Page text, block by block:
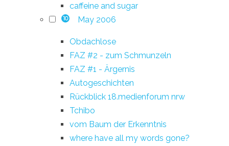
caffeine and sugar
10 May 2006
Obdachlose
FAZ #2 - zum Schmunzeln
FAZ #1 - Ärgernis
Autogeschichten
Rückblick 18.medienforum nrw
Tchibo
vom Baum der Erkenntnis
where have all my words gone?